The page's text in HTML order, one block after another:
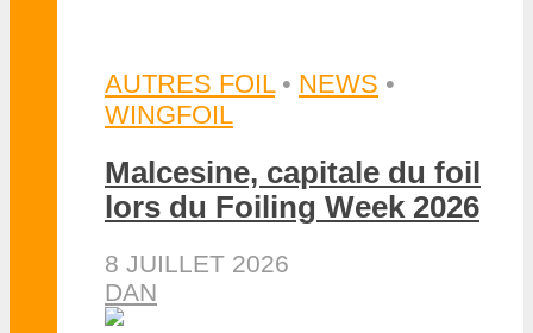
AUTRES FOIL • NEWS •
WINGFOIL
Malcesine, capitale du foil
lors du Foiling Week 2026
8 JUILLET 2026
DAN